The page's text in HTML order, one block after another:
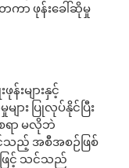
ာ ဖုန်းခေါ်ဆိုမှု
းများနှင့်
ျား ပြုလုပ်နိုင်ပြီး
ာ မလိုဘဲ
သည့် အစီအစဉ်ဖြစ်
ြင့် သင်သည်